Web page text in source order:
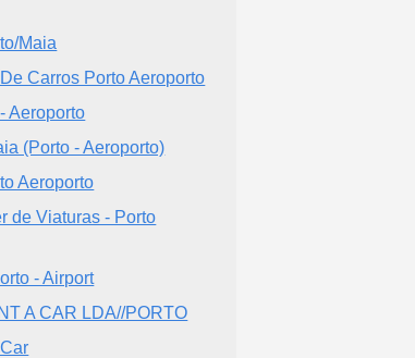
Maia
Carros Porto Aeroporto
Aeroporto
(Porto - Aeroporto)
Aeroporto
de Viaturas - Porto
- Airport
A CAR LDA//PORTO